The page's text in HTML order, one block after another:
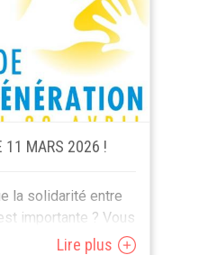
11 MARS 2026 !
la solidarité entre
importante ? Vous
des échanges et
Lire plus